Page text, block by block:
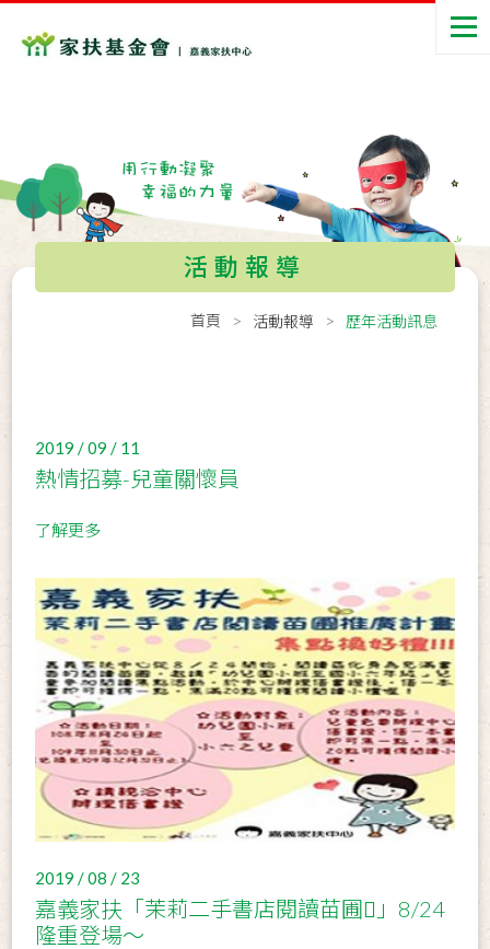
活動報導
首頁 活動報導 歷年活動訊息
2019 / 09 / 11
熱情招募-兒童關懷員
了解更多
2019 / 08 / 23
嘉義家扶「茉莉二手書店閱讀苗圃」8/24
隆重登場～